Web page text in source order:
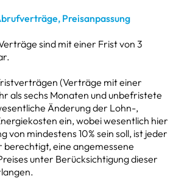
Preisanpassung
sind mit einer Frist von 3
(Verträge mit einer
als sechs Monaten und unbefristete
Änderung der Lohn-,
ein, wobei wesentlich hier
von mindestens 10% sein soll, ist jeder
eine angemessene
unter Berücksichtigung dieser